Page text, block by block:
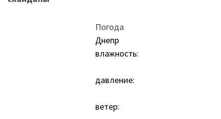
Погода
Днепр
влажность:
давление:
ветер: